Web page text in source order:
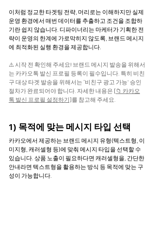
이처럼 정교한 타겟팅 전략, 머리로는 이해하지만 실제
운영 환경에서 매번 데이터를 추출하고 조건을 조합하
기란 쉽지 않습니다. 디파이너리는 마케터가 기획한 전
략이 운영의 한계에 가로막히지 않도록, 브랜드 메시지
에 최적화된 실행 환경을 제공합니다.
⚠️ 시작 전 확인해 주세요! 브랜드 메시지 발송을 위해서
는 카카오톡 발신 프로필 등록이 필수입니다. 특히 비친
구 대상 타겟 발송을 위해서는 ‘비친구 광고 가능’ 승인
절차가 완료되어야 합니다. 자세한 내용은 [📁 카카오
톡 발신 프로필 설정하기]를 참고해 주세요.
1) 목적에 맞는 메시지 타입 선택
카카오에서 제공하는 브랜드 메시지 유형(텍스트형, 이
미지형, 캐러셀형 등)에 맞춰 메시지 타입을 선택할 수
있습니다. 상품 노출이 필요하다면 캐러셀형을, 간단한
안내라면 텍스트형을 활용하는 방식 등 목적에 맞는 구
성이 가능합니다.